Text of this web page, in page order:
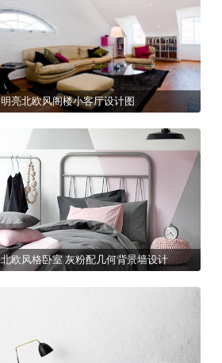
明亮北欧风阁楼小客厅设计图
北欧风格卧室 灰粉配几何背景墙设计